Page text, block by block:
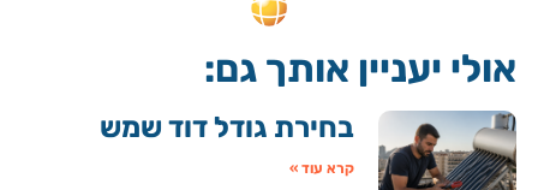
אולי יעניין אותך גם:
בחירת גודל דוד שמש
קרא עוד »